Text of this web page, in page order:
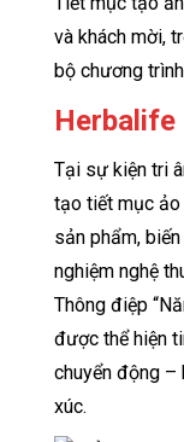
và khách mời,
bộ chương
Herbalife
Tại sự kiện tri
tạo tiết mục
sản phẩm,
nghiệm nghệ
Thông điệp
được thể hiện
chuyển động –
xúc.